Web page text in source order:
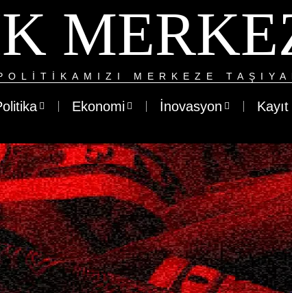
MERKEZE
Ekonomi İnovasyon Kayıt